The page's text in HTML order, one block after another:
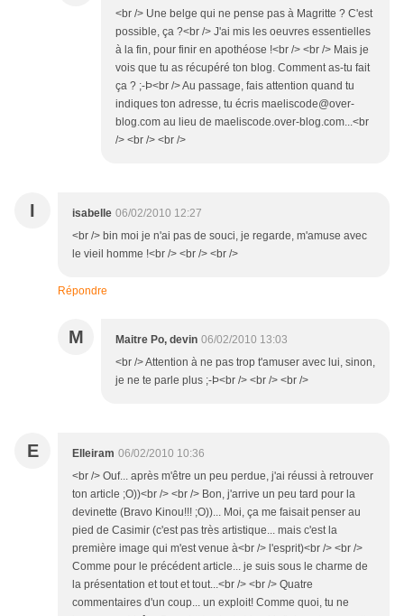
<br /> Une belge qui ne pense pas à Magritte ? C'est
possible, ça ?<br /> J'ai mis les oeuvres essentielles
à la fin, pour finir en apothéose !<br /> <br /> Mais je
vois que tu as récupéré ton blog. Comment as-tu fait
ça ? ;-Þ<br /> Au passage, fais attention quand tu
indiques ton adresse, tu écris maeliscode@over-
blog.com au lieu de maeliscode.over-blog.com...<br
/> <br /> <br />
I isabelle 06/02/2010 12:27
<br /> bin moi je n'ai pas de souci, je regarde, m'amuse avec
le vieil homme !<br /> <br /> <br />
Répondre
M Maitre Po, devin 06/02/2010 13:03
<br /> Attention à ne pas trop t'amuser avec lui, sinon,
je ne te parle plus ;-Þ<br /> <br /> <br />
E Elleiram 06/02/2010 10:36
<br /> Ouf... après m'être un peu perdue, j'ai réussi à retrouver
ton article ;O))<br /> <br /> Bon, j'arrive un peu tard pour la
devinette (Bravo Kinou!!! ;O))... Moi, ça me faisait penser au
pied de Casimir (c'est pas très artistique... mais c'est la
première image qui m'est venue à<br /> l'esprit)<br /> <br />
Comme pour le précédent article... je suis sous le charme de
la présentation et tout et tout...<br /> <br /> Quatre
commentaires d'un coup... un exploit! Comme quoi, tu ne